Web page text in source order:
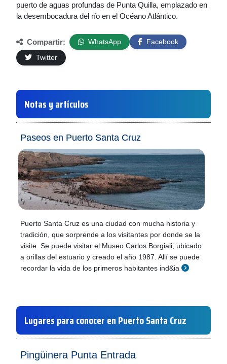
puerto de aguas profundas de Punta Quilla, emplazado en
la desembocadura del río en el Océano Atlántico.
Compartir: WhatsApp
Facebook
Twitter
Notas y artículos
Paseos en Puerto Santa Cruz
Puerto Santa Cruz es una ciudad con mucha historia y
tradición, que sorprende a los visitantes por donde se la
visite. Se puede visitar el Museo Carlos Borgiali, ubicado
a orillas del estuario y creado el año 1987. Allí se puede
recordar la vida de los primeros habitantes ind&ia
Lugares para conocer en Puerto Santa Cruz
Pingüinera Punta Entrada